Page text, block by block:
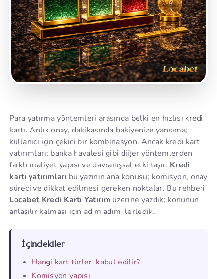
Para yatırma yöntemleri arasında belki en hızlısı kredi
kartı. Anlık onay, dakikasında bakiyenize yansıma;
kullanıcı için çekici bir kombinasyon. Ancak kredi kartı
yatırımları; banka havalesi gibi diğer yöntemlerden
farklı maliyet yapısı ve davranışsal etki taşır. Kredi
kartı yatırımları bu yazının ana konusu; komisyon, onay
süreci ve dikkat edilmesi gereken noktalar. Bu rehberi
Locabet Kredi Kartı Yatırım üzerine yazdık; konunun
anlaşılır kalması için adım adım ilerledik.
İçindekiler
Hangi kart türleri kabul edilir?
Komisyon yapısı